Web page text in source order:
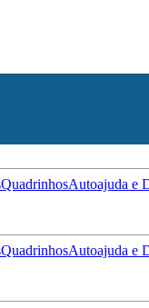
QuadrinhosAutoajuda e
QuadrinhosAutoajuda e